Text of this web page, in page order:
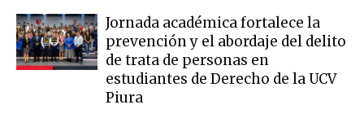
Jornada académica fortalece la
prevención y el abordaje del delito
de trata de personas en
estudiantes de Derecho de la UCV
Piura